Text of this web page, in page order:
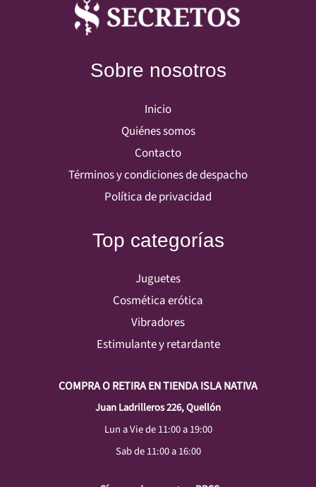
Sobre nosotros
Inicio
Quiénes somos
Contacto
Términos y condiciones de despacho
Política de privacidad
Top categorías
Juguetes
Cosmética erótica
Vibradores
Estimulante y retardante
COMPRA O RETIRA EN TIENDA ISLA NATIVA
Juan Ladrilleros 226, Quellón
Lun a Vie de 11:00 a 19:00
Sab de 11:00 a 16:00